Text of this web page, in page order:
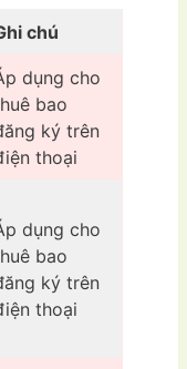
chú
dụng cho
bao
ký trên
thoại
dụng cho
bao
ký trên
thoại